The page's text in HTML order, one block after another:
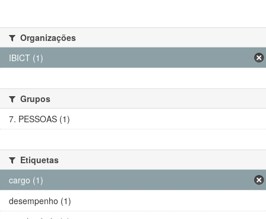
Organizações
IBICT (1)
Grupos
7. PESSOAS (1)
Etiquetas
cargo (1)
desempenho (1)